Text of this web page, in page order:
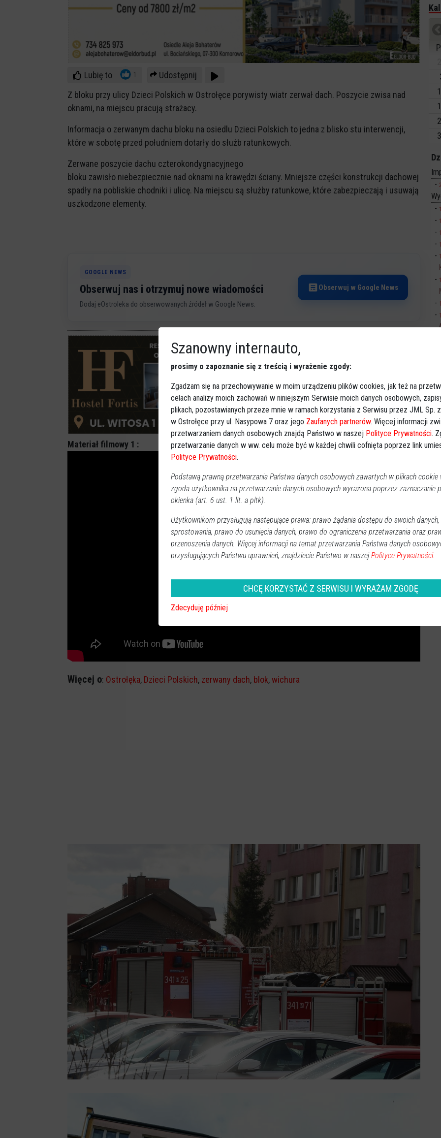
Lubię to 1
Udostępnij
Z bloku przy ulicy Dzieci Polskich w Ostrołęce porywisty wiatr zerwał dach. Poszycie zwisa nad
oknami, na miejscu pracują strażacy.
Informacja o zerwanym dachu bloku na osiedlu Dzieci Polskich to jedna z blisko stu interwencji,
które w sobotę przed południem dotarły do służb ratunkowych.
Zerwane poszycie dachu czterokondygnacyjnego
bloku zawisło niebezpiecznie nad oknami na krawędzi ściany. Mniejsze części konstrukcji dachowej
spadły na pobliskie chodniki i ulicę. Na miejscu są służby ratunkowe, które zabezpieczają i usuwają
uszkodzone elementy.
GOOGLE NEWS
Obserwuj nas i otrzymuj nowe wiadomości
Dodaj eOstroleka do obserwowanych źródeł w Google News.
Obserwuj w Google News
Materiał filmowy 1 :
Więcej o: Ostrołęka, Dzieci Polskich, zerwany dach, blok,wichura
Szanowny internauto,
prosimy o zapoznanie się z treścią i wyrażenie zgody:
Zgadzam się na przechowywanie w moim urządzeniu plików cookies, jak też na
celach analizy moich zachowań w niniejszym Serwisie moich danych osobowych,
plikach, pozostawianych przeze mnie w ramach korzystania z Serwisu przez JML Sp.
w Ostrołęce przy ul. Nasypowa 7 oraz jego Zaufanych partnerów. Więcej informacji
przetwarzaniem danych osobowych znajdą Państwo w naszej Polityce Prywatności.
przetwarzanie danych w ww. celu może być w każdej chwili cofnięta poprzez link
Polityce Prywatności.
Podstawą prawną przetwarzania Państwa danych osobowych zawartych w plikach cookie
zgoda użytkownika na przetwarzanie danych osobowych wyrażona poprzez zaznaczanie
okienka (art. 6 ust. 1 lit. a pltk).
Użytkownikom przysługują następujące prawa: prawo żądania dostępu do swoich
sprostowania, prawo do usunięcia danych, prawo do ograniczenia przetwarzania oraz
przenoszenia danych. Więcej informacji na temat przetwarzania Państwa danych
przysługujących Państwu uprawnień, znajdziecie Państwo w naszej Polityce Prywatności.
CHCĘ KORZYSTAĆ Z SERWISU I WYRAŻAM ZGODĘ
Zdecyduję później